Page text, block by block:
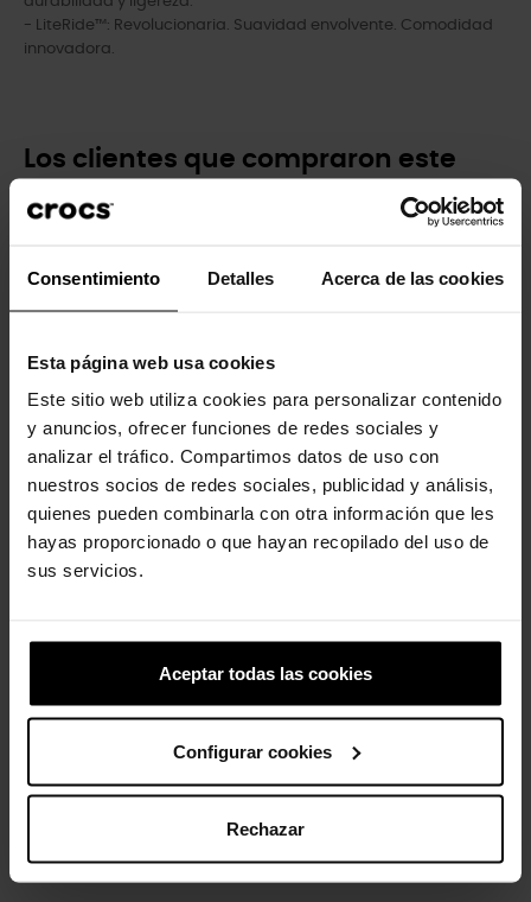
Consentimiento Detalles Acerca de las cookies
Esta página web usa cookies
Este sitio web utiliza cookies para personalizar contenido
y anuncios, ofrecer funciones de redes sociales y
analizar el tráfico. Compartimos datos de uso con
nuestros socios de redes sociales, publicidad y análisis,
quienes pueden combinarla con otra información que les
hayas proporcionado o que hayan recopilado del uso de
sus servicios.
Aceptar todas las cookies
Configurar cookies
Rechazar
- LiteRide™: Revolucionaria. Suavidad envolvente. Comodidad
innovadora.
Los clientes que compraron este
producto también han comprado:
Chanclas con plataforma
de...
49,90 € 39,92 €
Sneaker unisex Echo Surge U
104,99 € 73,43 €
Sandalias con cuña de